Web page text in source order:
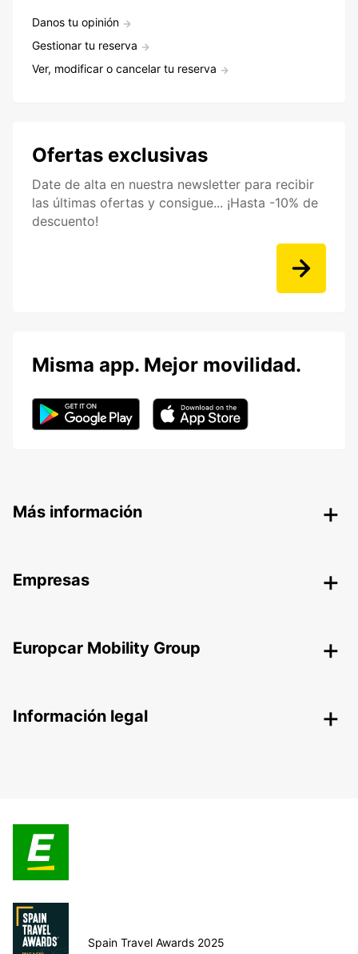
Danos tu opinión
Gestionar tu reserva
Ver, modificar o cancelar tu reserva
Ofertas exclusivas
Date de alta en nuestra newsletter para recibir
las últimas ofertas y consigue... ¡Hasta -10% de
descuento!
Misma app. Mejor movilidad.
Más información
Empresas
Europcar Mobility Group
Información legal
Spain Travel Awards 2025